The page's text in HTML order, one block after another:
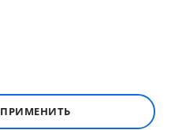
ПРИМЕНИТЬ